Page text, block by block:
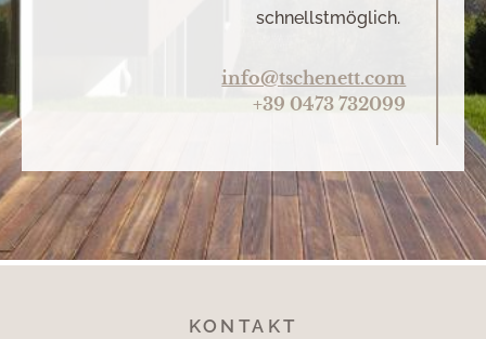
schnellstmöglich.
info@tschenett.com
+39 0473 732099
KONTAKT